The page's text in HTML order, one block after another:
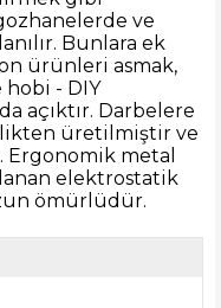
ve
Bunlara ek
ürünleri asmak,
- DIY
açıktır. Darbelere
üretilmiştir ve
metal
elektrostatik
ömürlüdür.